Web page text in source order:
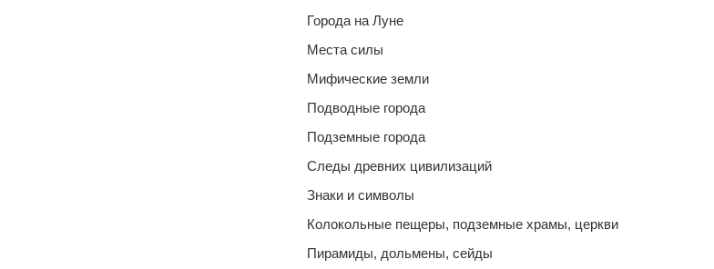
Города на Луне
Места силы
Мифические земли
Подводные города
Подземные города
Следы древних цивилизаций
Знаки и символы
Колокольные пещеры, подземные храмы, церкви
Пирамиды, дольмены, сейды